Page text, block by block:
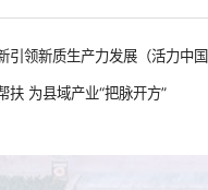
引领新质生产力发展（活力中国
扶 为县域产业“把脉开方”